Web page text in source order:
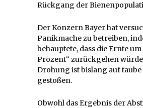
Rückgang der
Der Konzern Bayer hat
Panikmache zu betreiben,
behauptete, dass die Ernte um
Prozent“ zurückgehen
Drohung ist bislang auf
gestoßen.
Obwohl das Ergebnis der